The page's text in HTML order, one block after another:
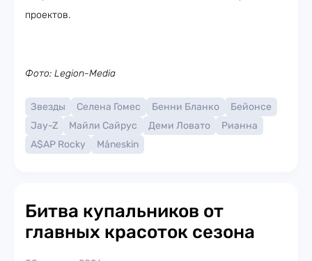
проектов.
Фото: Legion-Media
Звезды Селена Гомес Бенни Бланко
Бейонсе
Jay-Z
Майли Сайрус Деми Ловато
Рианна
A$AP Rocky
Måneskin
Битва купальников от
главных красоток сезона